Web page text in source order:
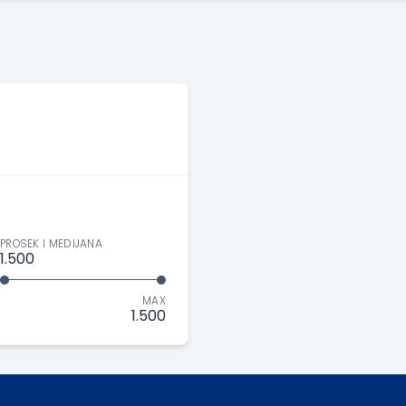
PROSEK I MEDIJANA
1.500
MAX
1.500